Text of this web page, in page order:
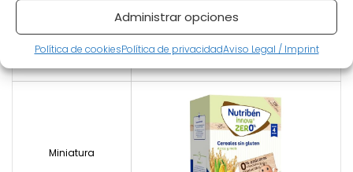
Administrar opciones
Política de cookiesPolítica de privacidadAviso Legal / Imprint
Nutribén innova ZERO 0% Gluten
Bab...
Miniatura